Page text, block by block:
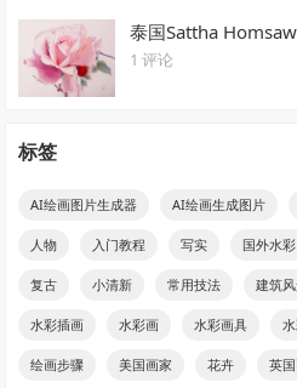
泰国Sattha
1 评论
标签
AI绘画图片生成器 AI绘画生成图片
人物 入门教程 写实 国外水彩
复古 小清新 常用技法 建筑
水彩插画 水彩画 水彩画具
绘画步骤 美国画家 花卉 英